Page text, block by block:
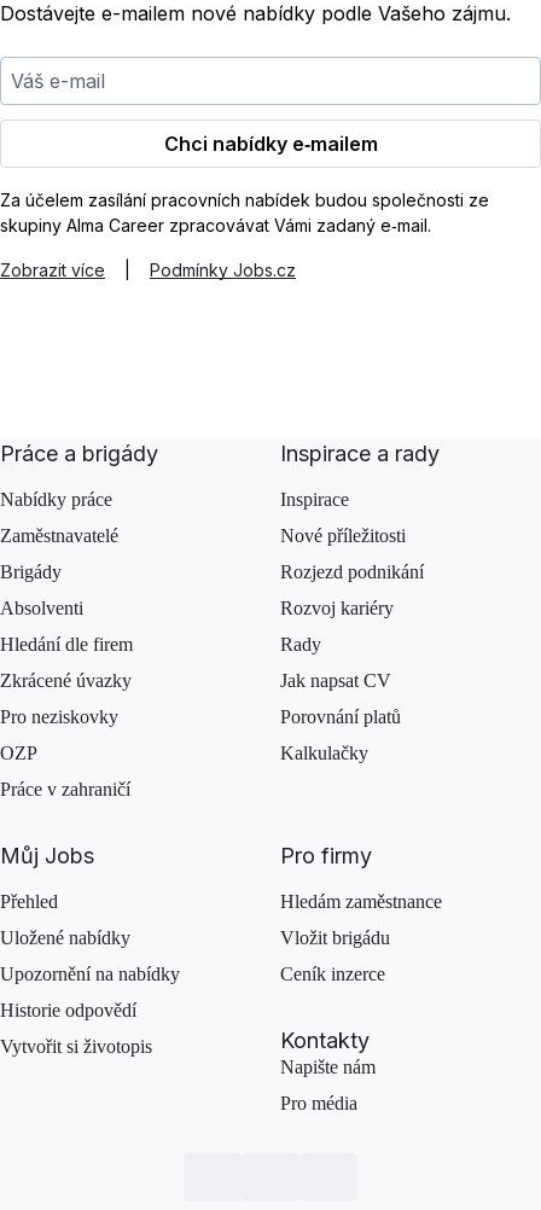
Dostávejte e-mailem nové nabídky podle Vašeho zájmu.
Váš e-mail
Chci nabídky e‑mailem
Za účelem zasílání pracovních nabídek budou společnosti ze
skupiny Alma Career zpracovávat Vámi zadaný e‑mail.
Zobrazit více Podmínky Jobs.cz
Práce a brigády
Nabídky práce
Zaměstnavatelé
Brigády
Absolventi
Hledání dle firem
Zkrácené úvazky
Pro neziskovky
OZP
Práce v zahraničí
Inspirace a rady
Inspirace
Nové příležitosti
Rozjezd podnikání
Rozvoj kariéry
Rady
Jak napsat CV
Porovnání platů
Kalkulačky
Můj Jobs
Přehled
Uložené nabídky
Upozornění na nabídky
Historie odpovědí
Vytvořit si životopis
Pro firmy
Hledám zaměstnance
Vložit brigádu
Ceník inzerce
Kontakty
Napište nám
Pro média